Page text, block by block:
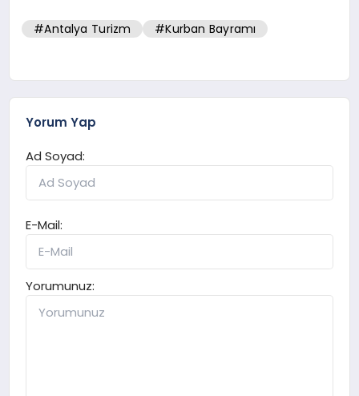
#Antalya Turizm #Kurban Bayramı
Yorum Yap
Ad Soyad:
E-Mail:
Yorumunuz: